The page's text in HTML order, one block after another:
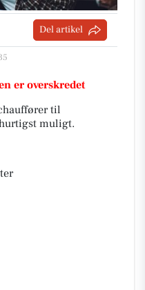
Del artikel
er overskredet
til
muligt.